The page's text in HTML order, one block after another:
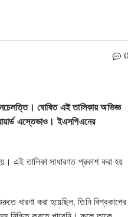
ঘোষিত এই তালিকায় অভিজ্ঞ
এস্তেভাও। ইএসপিএনের
এই তালিকা সাধারণত প্রকাশ করা হয়
ধারণা করা হয়েছিল, তিনি বিশ্বকাপের